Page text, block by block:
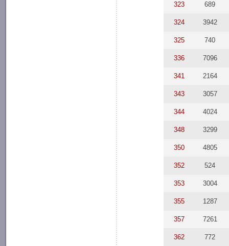
323 689
324 3942
325 740
336 7096
341 2164
343 3057
344 4024
348 3299
350 4805
352 524
353 3004
355 1287
357 7261
362 772